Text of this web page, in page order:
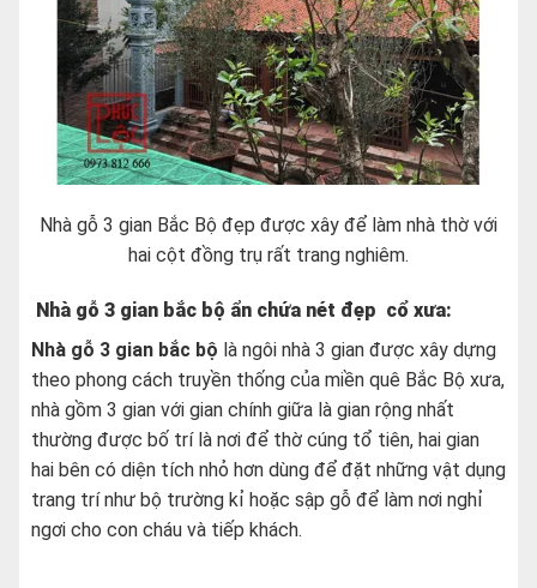
Nhà gỗ 3 gian Bắc Bộ đẹp được xây để làm nhà thờ với
hai cột đồng trụ rất trang nghiêm.
Nhà gỗ 3 gian bắc bộ ẩn chứa nét đẹp cổ xưa:
Nhà gỗ 3 gian bắc bộ là ngôi nhà 3 gian được xây dựng
theo phong cách truyền thống của miền quê Bắc Bộ xưa,
nhà gồm 3 gian với gian chính giữa là gian rộng nhất
thường được bố trí là nơi để thờ cúng tổ tiên, hai gian
hai bên có diện tích nhỏ hơn dùng để đặt những vật dụng
trang trí như bộ trường kỉ hoặc sập gỗ để làm nơi nghỉ
ngơi cho con cháu và tiếp khách.